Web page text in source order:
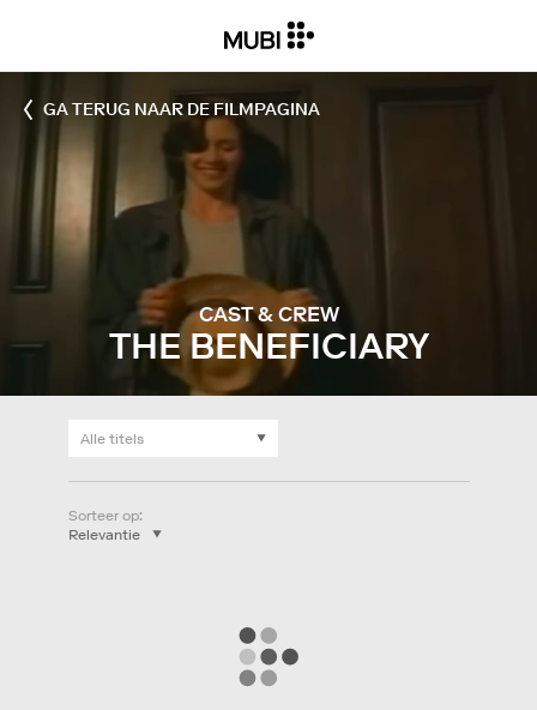
GA TERUG NAAR DE FILMPAGINA
THE BENEFICIARY
CAST & CREW
Sorteer op: